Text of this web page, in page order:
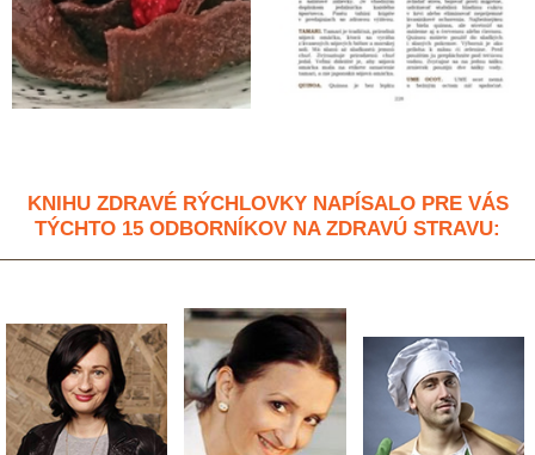
KNIHU ZDRAVÉ RÝCHLOVKY NAPÍSALO PRE VÁS
TÝCHTO 15 ODBORNÍKOV NA ZDRAVÚ STRAVU: